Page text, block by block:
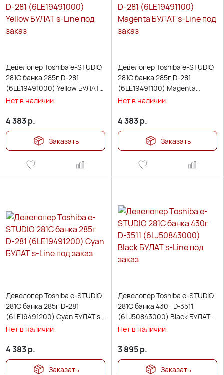
Девелопер Toshiba e-STUDIO
281C банка 285г D-281
(6LE19491000) Yellow БУЛАТ
s-Line под заказ
Нет в наличии
4 383р.
Заказать
Девелопер Toshiba e-STUDIO
281C банка 285г D-281
(6LE19491100) Magenta
БУЛАТ s-Line под заказ
Нет в наличии
4 383р.
Заказать
Девелопер Toshiba e-STUDIO
281C банка 285г D-281
(6LE19491200) Cyan БУЛАТ s-
Line под заказ
Нет в наличии
4 383р.
Заказать
Девелопер Toshiba e-STUDIO
281C банка 430г D-3511
(6LJ50843000) Black БУЛАТ
s-Line под заказ
Нет в наличии
3 895р.
Заказать